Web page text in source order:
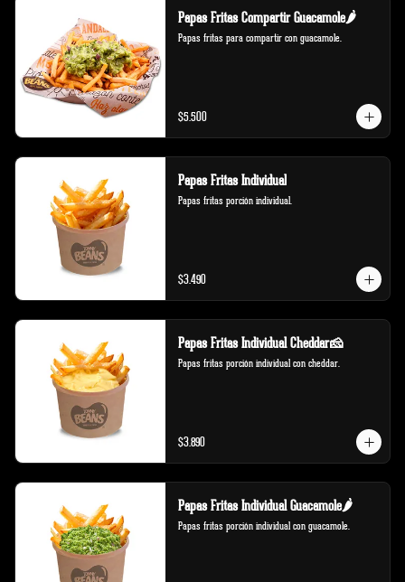
Papas Fritas Compartir Guacamole🌶️
Papas fritas para compartir con guacamole.
$5.500
Papas Fritas Individual
Papas fritas porción individual.
$3.490
Papas Fritas Individual Cheddar🧀
Papas fritas porción individual con cheddar.
$3.890
Papas Fritas Individual Guacamole🌶️
Papas fritas porción individual con guacamole.